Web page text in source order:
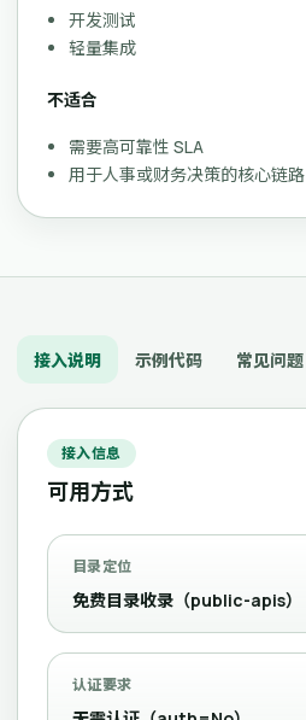
开发测试
轻量集成
不适合
需要高可靠性 SLA
用于人事或财务决策的核心链路
接入说明 示例代码 常见问题
接入信息
可用方式
目录定位
免费目录收录（public-apis）
认证要求